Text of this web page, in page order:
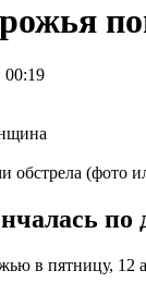
00:19
обстрела (фото
по
в пятницу, 12